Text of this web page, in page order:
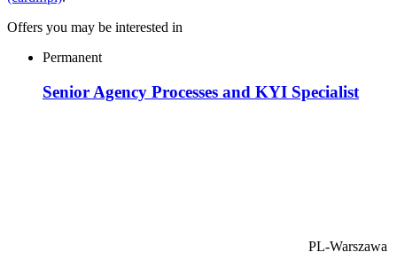
Offers you may be interested in
Permanent
Senior Agency Processes and KYI Specialist
PL-Warszawa